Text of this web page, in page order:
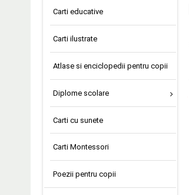
Carti educative
Carti ilustrate
Atlase si enciclopedii pentru copii
Diplome scolare
Carti cu sunete
Carti Montessori
Poezii pentru copii